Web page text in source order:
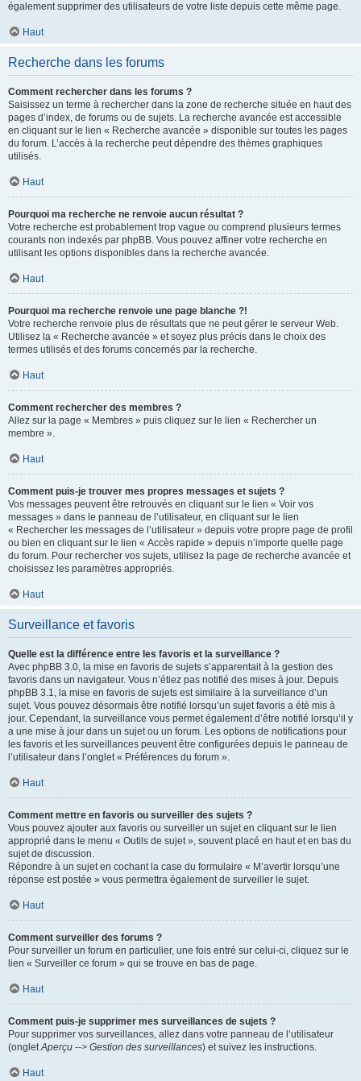
également supprimer des utilisateurs de votre liste depuis cette même page.
Haut
Recherche dans les forums
Comment rechercher dans les forums ?
Saisissez un terme à rechercher dans la zone de recherche située en haut des
pages d’index, de forums ou de sujets. La recherche avancée est accessible
en cliquant sur le lien « Recherche avancée » disponible sur toutes les pages
du forum. L’accès à la recherche peut dépendre des thèmes graphiques
utilisés.
Haut
Pourquoi ma recherche ne renvoie aucun résultat ?
Votre recherche est probablement trop vague ou comprend plusieurs termes
courants non indexés par phpBB. Vous pouvez affiner votre recherche en
utilisant les options disponibles dans la recherche avancée.
Haut
Pourquoi ma recherche renvoie une page blanche ?!
Votre recherche renvoie plus de résultats que ne peut gérer le serveur Web.
Utilisez la « Recherche avancée » et soyez plus précis dans le choix des
termes utilisés et des forums concernés par la recherche.
Haut
Comment rechercher des membres ?
Allez sur la page « Membres » puis cliquez sur le lien « Rechercher un
membre ».
Haut
Comment puis-je trouver mes propres messages et sujets ?
Vos messages peuvent être retrouvés en cliquant sur le lien « Voir vos
messages » dans le panneau de l’utilisateur, en cliquant sur le lien
« Rechercher les messages de l’utilisateur » depuis votre propre page de profil
ou bien en cliquant sur le lien « Accès rapide » depuis n’importe quelle page
du forum. Pour rechercher vos sujets, utilisez la page de recherche avancée et
choisissez les paramètres appropriés.
Haut
Surveillance et favoris
Quelle est la différence entre les favoris et la surveillance ?
Avec phpBB 3.0, la mise en favoris de sujets s’apparentait à la gestion des
favoris dans un navigateur. Vous n’étiez pas notifié des mises à jour. Depuis
phpBB 3.1, la mise en favoris de sujets est similaire à la surveillance d’un
sujet. Vous pouvez désormais être notifié lorsqu’un sujet favoris a été mis à
jour. Cependant, la surveillance vous permet également d’être notifié lorsqu’il y
a une mise à jour dans un sujet ou un forum. Les options de notifications pour
les favoris et les surveillances peuvent être configurées depuis le panneau de
l’utilisateur dans l’onglet « Préférences du forum ».
Haut
Comment mettre en favoris ou surveiller des sujets ?
Vous pouvez ajouter aux favoris ou surveiller un sujet en cliquant sur le lien
approprié dans le menu « Outils de sujet », souvent placé en haut et en bas du
sujet de discussion.
Répondre à un sujet en cochant la case du formulaire « M’avertir lorsqu’une
réponse est postée » vous permettra également de surveiller le sujet.
Haut
Comment surveiller des forums ?
Pour surveiller un forum en particulier, une fois entré sur celui-ci, cliquez sur le
lien « Surveiller ce forum » qui se trouve en bas de page.
Haut
Comment puis-je supprimer mes surveillances de sujets ?
Pour supprimer vos surveillances, allez dans votre panneau de l’utilisateur
(ongletAperçu --> Gestion des surveillances) et suivez les instructions.
Haut